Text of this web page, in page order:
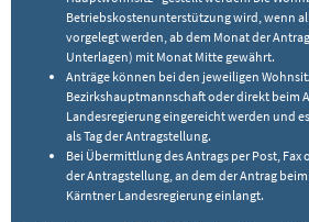
Betriebskostenunterstützung wird, wenn
vorgelegt werden, ab dem Monat der
Unterlagen) mit Monat Mitte gewährt.
Anträge können bei den jeweiligen
Bezirkshauptmannschaft oder direkt beim
Landesregierung eingereicht werden und
als Tag der Antragstellung.
Bei Übermittlung des Antrags per Post, Fax
der Antragstellung, an dem der Antrag
Kärntner Landesregierung einlangt.